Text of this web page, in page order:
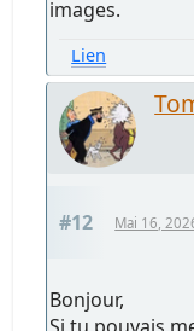
images.
Lien
#12 Mai 16,
Bonjour,